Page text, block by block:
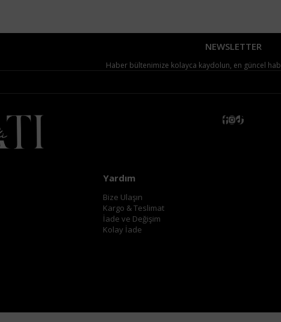
NEWSLETTER
Haber bültenimize kolayca kaydolun, en güncel
Yardım
Bize Ulaşın
Kargo & Teslimat
İade ve Değişim
Kolay İade